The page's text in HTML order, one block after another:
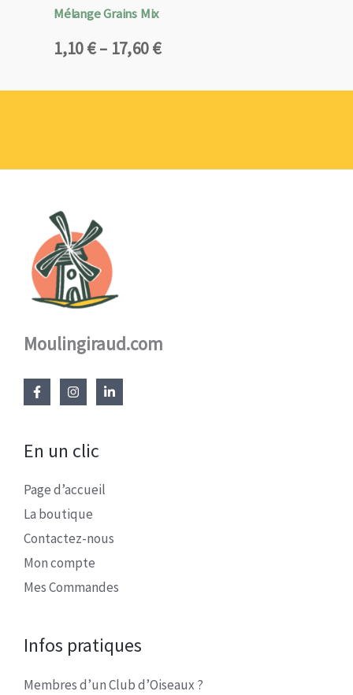
Mélange Grains Mix
1,10€– 17,60€
Plage
prix :
Moulingiraud.com
En un clic
Page d’accueil
La boutique
Contactez-nous
Mon compte
Mes Commandes
Infos pratiques
Membres d’un Club d’Oiseaux ?